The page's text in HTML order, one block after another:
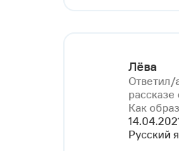
Лёва
Ответил/
Как
Русский